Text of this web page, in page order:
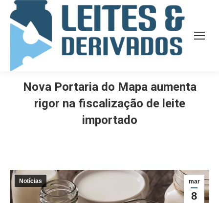
Nova Portaria do Mapa aumenta
rigor na fiscalização de leite
importado
mar
8
Notícias